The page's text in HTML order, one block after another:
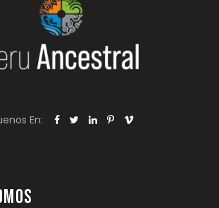
En: